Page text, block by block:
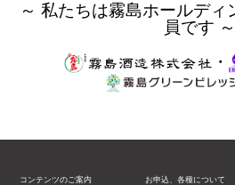
～ 私たちは霧島ホールディ
員です ～
・
コンテンツのご案内 お申込、各種について